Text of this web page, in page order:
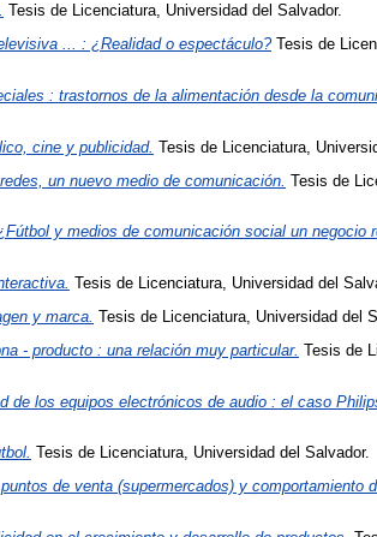
Tesis de Licenciatura, Universidad del Salvador.
... : ¿Realidad o espectáculo?Tesis de
: trastornos de la alimentación desde la
cine y publicidad. Tesis de Licenciatura,
un nuevo medio de comunicación. Tesis de
y medios de comunicación social un negocio
Tesis de Licenciatura, Universidad del
y marca. Tesis de Licenciatura, Universidad del
- producto : una relación muy particular. Tesis de
de los equipos electrónicos de audio : el caso
Tesis de Licenciatura, Universidad del Salvador.
de venta (supermercados) y comportamiento